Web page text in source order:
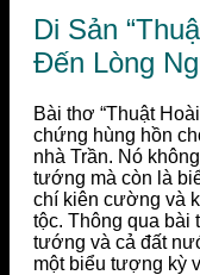
Di Sản
Đến Lòng
Bài thơ “Thuật
chứng hùng hồn
nhà Trần. Nó
tướng mà còn là
chí kiên cường và
tộc. Thông qua
tướng và cả đất
một biểu tượng kỳ